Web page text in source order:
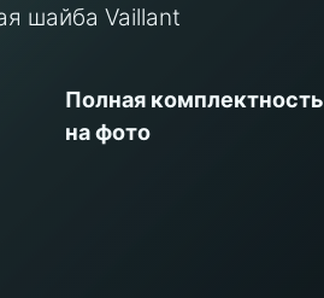
Полная комплектность
на фото